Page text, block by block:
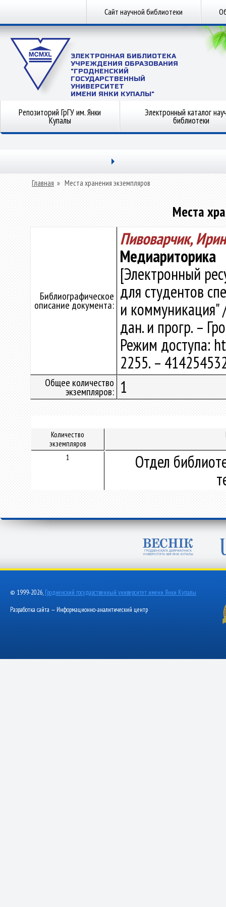
Сайт научной библиотеки
ЭЛЕКТРОННАЯ БИБЛИОТЕКА
УЧРЕЖДЕНИЯ ОБРАЗОВАНИЯ
"ГРОДНЕНСКИЙ
ГОСУДАРСТВЕННЫЙ
УНИВЕРСИТЕТ
ИМЕНИ ЯНКИ КУПАЛЫ"
Репозиторий ГрГУ им. Янки
Купалы
Электронный каталог
библиотеки
Главная » Места хранения экземпляров
Места
Библиографическое
описание документа:
Пивоварчик,
Медиариторика
[Электронный
для студентов
и коммуникация"
дан. и прогр. –
Режим доступа:
2255. –
Общее количество
экземпляров: 1
Количество
экземпляров
1
Отдел
© 1999-2026, Гродненский государственный университет имени Янки Купалы
Разработка сайта — Информационно-аналитический центр